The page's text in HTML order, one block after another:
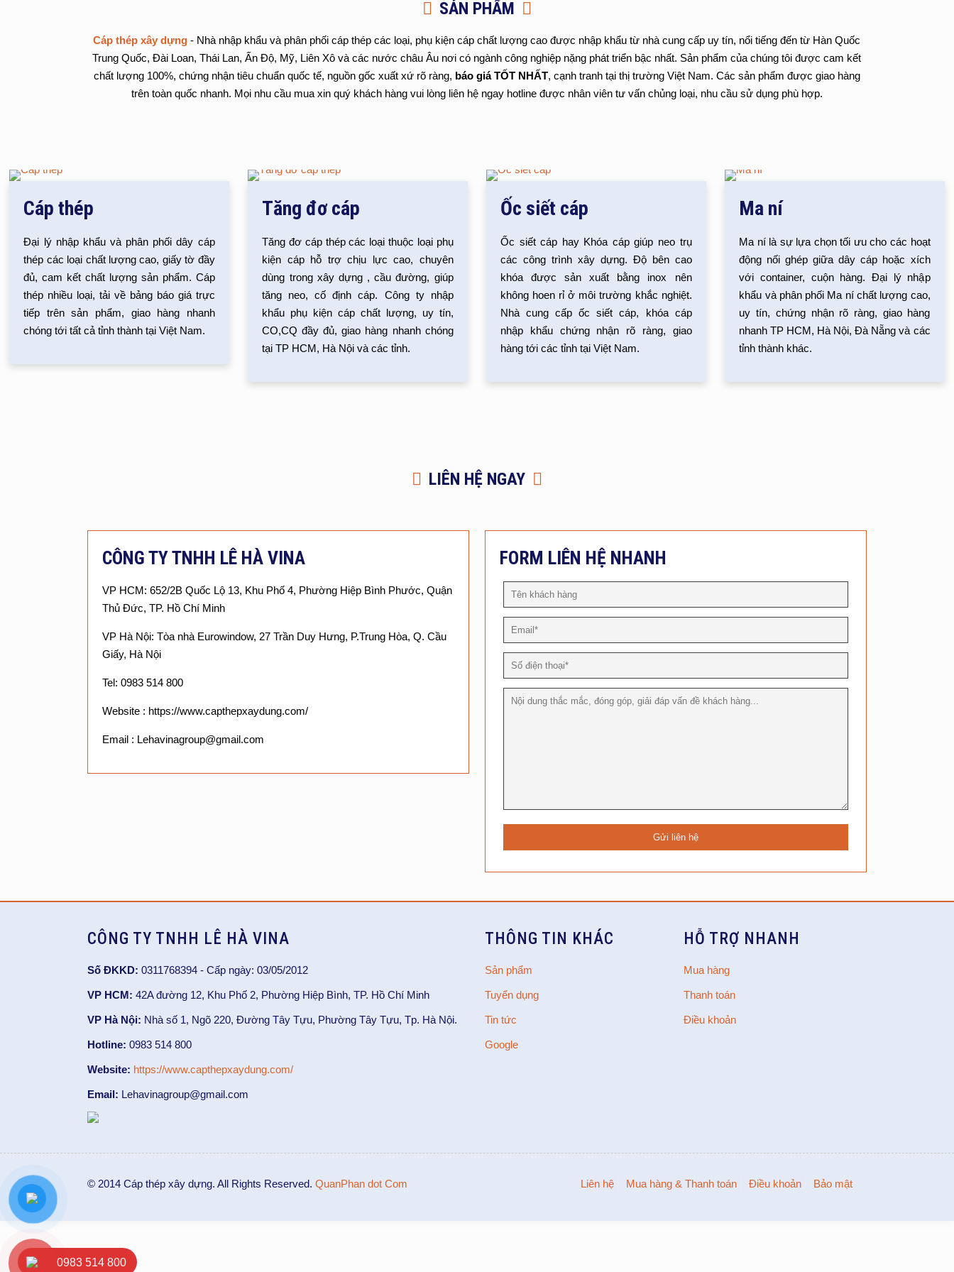
SẢN PHẨM
Cáp thép xây dựng - Nhà nhập khẩu và phân phối cáp thép các loại, phụ kiện cáp chất lượng cao được nhập khẩu từ nhà cung cấp uy tín, nổi tiếng đến từ Hàn Quốc
Trung Quốc, Đài Loan, Thái Lan, Ấn Độ, Mỹ, Liên Xô và các nước châu Âu nơi có ngành công nghiệp nặng phát triển bậc nhất. Sản phẩm của chúng tôi được cam kết
chất lượng 100%, chứng nhận tiêu chuẩn quốc tế, nguồn gốc xuất xứ rõ ràng, báo giá TỐT NHẤT, cạnh tranh tại thị trường Việt Nam. Các sản phẩm được giao hàng
trên toàn quốc nhanh. Mọi nhu cầu mua xin quý khách hàng vui lòng liên hệ ngay hotline được nhân viên tư vấn chủng loại, nhu cầu sử dụng phù hợp.
Cáp thép
Đại lý nhập khẩu và phân phối dây cáp
thép các loại chất lượng cao, giấy tờ đầy
đủ, cam kết chất lượng sản phẩm. Cáp
thép nhiều loại, tải về bảng báo giá trực
tiếp trên sản phẩm, giao hàng nhanh
chóng tới tất cả tỉnh thành tại Việt Nam.
Tăng đơ cáp
Tăng đơ cáp thép các loại thuộc loại phụ
kiện cáp hỗ trợ chịu lực cao, chuyên
dùng trong xây dựng , cầu đường, giúp
tăng neo, cố định cáp. Công ty nhập
khẩu phụ kiện cáp chất lượng, uy tín,
CO,CQ đầy đủ, giao hàng nhanh chóng
tại TP HCM, Hà Nội và các tỉnh.
Ốc siết cáp
Ốc siết cáp hay Khóa cáp giúp neo trụ
các công trình xây dựng. Độ bên cao
khóa được sản xuất bằng inox nên
không hoen rỉ ở môi trường khắc nghiệt.
Nhà cung cấp ốc siết cáp, khóa cáp
nhập khẩu chứng nhận rõ ràng, giao
hàng tới các tỉnh tại Việt Nam.
Ma ní
Ma ní là sự lựa chọn tối ưu cho các hoạt
động nối ghép giữa dây cáp hoặc xích
với container, cuộn hàng. Đại lý nhập
khẩu và phân phối Ma ní chất lượng cao,
uy tín, chứng nhận rõ ràng, giao hàng
nhanh TP HCM, Hà Nội, Đà Nẵng và các
tỉnh thành khác.
LIÊN HỆ NGAY
CÔNG TY TNHH LÊ HÀ VINA
VP HCM: 652/2B Quốc Lộ 13, Khu Phố 4, Phường Hiệp Bình Phước, Quận
Thủ Đức, TP. Hồ Chí Minh
VP Hà Nội: Tòa nhà Eurowindow, 27 Trần Duy Hưng, P.Trung Hòa, Q. Cầu
Giấy, Hà Nội
Tel: 0983 514 800
Website : https://www.capthepxaydung.com/
Email : Lehavinagroup@gmail.com
FORM LIÊN HỆ NHANH
CÔNG TY TNHH LÊ HÀ VINA
Số ĐKKD: 0311768394 - Cấp ngày: 03/05/2012
VP HCM: 42A đường 12, Khu Phố 2, Phường Hiệp Bình, TP. Hồ Chí Minh
VP Hà Nội: Nhà số 1, Ngõ 220, Đường Tây Tựu, Phường Tây Tựu, Tp. Hà Nội.
Hotline: 0983 514 800
Website: https://www.capthepxaydung.com/
Email: Lehavinagroup@gmail.com
THÔNG TIN KHÁC
Sản phẩm
Tuyển dụng
Tin tức
Google
HỖ TRỢ NHANH
Mua hàng
Thanh toán
Điều khoản
© 2014 Cáp thép xây dựng. All Rights Reserved.QuanPhan dot Com Liên hệ Mua hàng & Thanh toán Điều khoản Bảo mật
0983 514 800